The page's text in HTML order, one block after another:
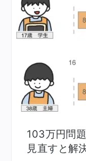
103万円問
見直すと解